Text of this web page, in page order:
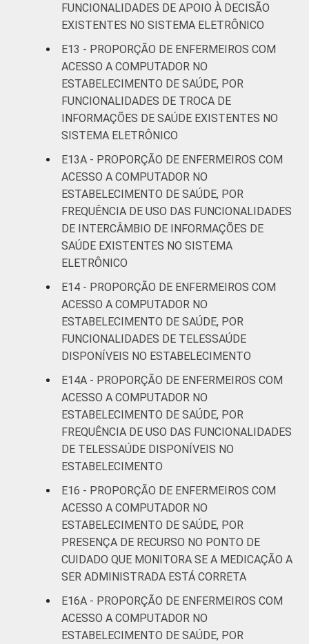
FUNCIONALIDADES DE APOIO À DECISÃO
EXISTENTES NO SISTEMA ELETRÔNICO
E13 - PROPORÇÃO DE ENFERMEIROS COM
ACESSO A COMPUTADOR NO
ESTABELECIMENTO DE SAÚDE, POR
FUNCIONALIDADES DE TROCA DE
INFORMAÇÕES DE SAÚDE EXISTENTES NO
SISTEMA ELETRÔNICO
E13A - PROPORÇÃO DE ENFERMEIROS COM
ACESSO A COMPUTADOR NO
ESTABELECIMENTO DE SAÚDE, POR
FREQUÊNCIA DE USO DAS FUNCIONALIDADES
DE INTERCÂMBIO DE INFORMAÇÕES DE
SAÚDE EXISTENTES NO SISTEMA
ELETRÔNICO
E14 - PROPORÇÃO DE ENFERMEIROS COM
ACESSO A COMPUTADOR NO
ESTABELECIMENTO DE SAÚDE, POR
FUNCIONALIDADES DE TELESSAÚDE
DISPONÍVEIS NO ESTABELECIMENTO
E14A - PROPORÇÃO DE ENFERMEIROS COM
ACESSO A COMPUTADOR NO
ESTABELECIMENTO DE SAÚDE, POR
FREQUÊNCIA DE USO DAS FUNCIONALIDADES
DE TELESSAÚDE DISPONÍVEIS NO
ESTABELECIMENTO
E16 - PROPORÇÃO DE ENFERMEIROS COM
ACESSO A COMPUTADOR NO
ESTABELECIMENTO DE SAÚDE, POR
PRESENÇA DE RECURSO NO PONTO DE
CUIDADO QUE MONITORA SE A MEDICAÇÃO A
SER ADMINISTRADA ESTÁ CORRETA
E16A - PROPORÇÃO DE ENFERMEIROS COM
ACESSO A COMPUTADOR NO
ESTABELECIMENTO DE SAÚDE, POR